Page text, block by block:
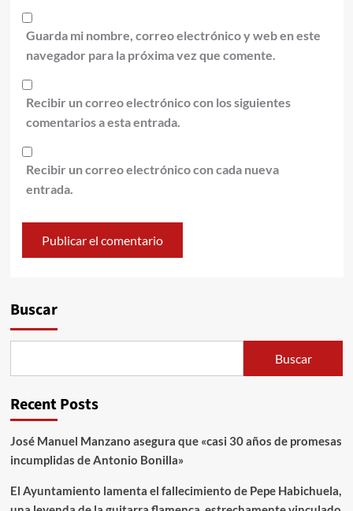
Guarda mi nombre, correo electrónico y web en este
navegador para la próxima vez que comente.
Recibir un correo electrónico con los siguientes
comentarios a esta entrada.
Recibir un correo electrónico con cada nueva
entrada.
Buscar
Buscar
Recent Posts
José Manuel Manzano asegura que «casi 30 años de promesas
incumplidas de Antonio Bonilla»
El Ayuntamiento lamenta el fallecimiento de Pepe Habichuela,